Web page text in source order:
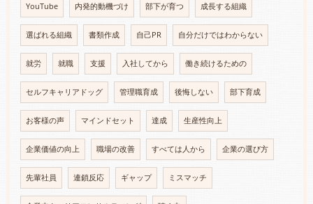
YouTube 内発的動機づけ 部下が育つ 成長する組織
選ばれる組織 書類作成 自己PR 自分だけではわからない
就労 就職 支援 入社してから 働き続けるための
セルフキャリアドッグ 管理職育成 後悔しない 部下育成
お客様の声 マインドセット 達成 生産性向上
企業価値の向上 職場の改善 すべては人から 企業の選び方
先輩社員 連鎖反応 ギャップ ミスマッチ